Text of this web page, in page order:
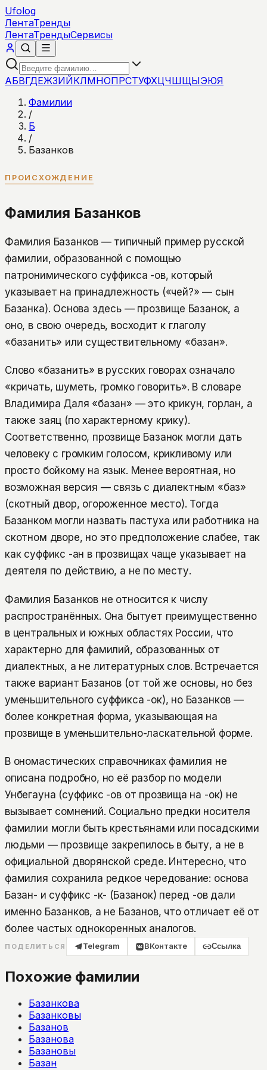
Ufolog
ЛентаТренды
ЛентаТрендыСервисы
АБВГДЕЖЗИЙКЛМНОПРСТУФХЦЧШЩЫЭЮЯ
Фамилии
/
Б
/
Базанков
ПРОИСХОЖДЕНИЕ
Фамилия Базанков
Фамилия Базанков — типичный пример русской
фамилии, образованной с помощью
патронимического суффикса -ов, который
указывает на принадлежность («чей?» — сын
Базанка). Основа здесь — прозвище Базанок, а
оно, в свою очередь, восходит к глаголу
«базанить» или существительному «базан».
Слово «базанить» в русских говорах означало
«кричать, шуметь, громко говорить». В словаре
Владимира Даля «базан» — это крикун, горлан, а
также заяц (по характерному крику).
Соответственно, прозвище Базанок могли дать
человеку с громким голосом, крикливому или
просто бойкому на язык. Менее вероятная, но
возможная версия — связь с диалектным «баз»
(скотный двор, огороженное место). Тогда
Базанком могли назвать пастуха или работника на
скотном дворе, но это предположение слабее, так
как суффикс -ан в прозвищах чаще указывает на
деятеля по действию, а не по месту.
Фамилия Базанков не относится к числу
распространённых. Она бытует преимущественно
в центральных и южных областях России, что
характерно для фамилий, образованных от
диалектных, а не литературных слов. Встречается
также вариант Базанов (от той же основы, но без
уменьшительного суффикса -ок), но Базанков —
более конкретная форма, указывающая на
прозвище в уменьшительно-ласкательной форме.
В ономастических справочниках фамилия не
описана подробно, но её разбор по модели
Унбегауна (суффикс -ов от прозвища на -ок) не
вызывает сомнений. Социально предки носителя
фамилии могли быть крестьянами или посадскими
людьми — прозвище закрепилось в быту, а не в
официальной дворянской среде. Интересно, что
фамилия сохранила редкое чередование: основа
Базан- и суффикс -к- (Базанок) перед -ов дали
именно Базанков, а не Базанов, что отличает её от
более частых однокоренных аналогов.
ПОДЕЛИТЬСЯ Telegram ВКонтакте Ссылка
Похожие фамилии
Базанкова
Базанковы
Базанов
Базанова
Базановы
Базан